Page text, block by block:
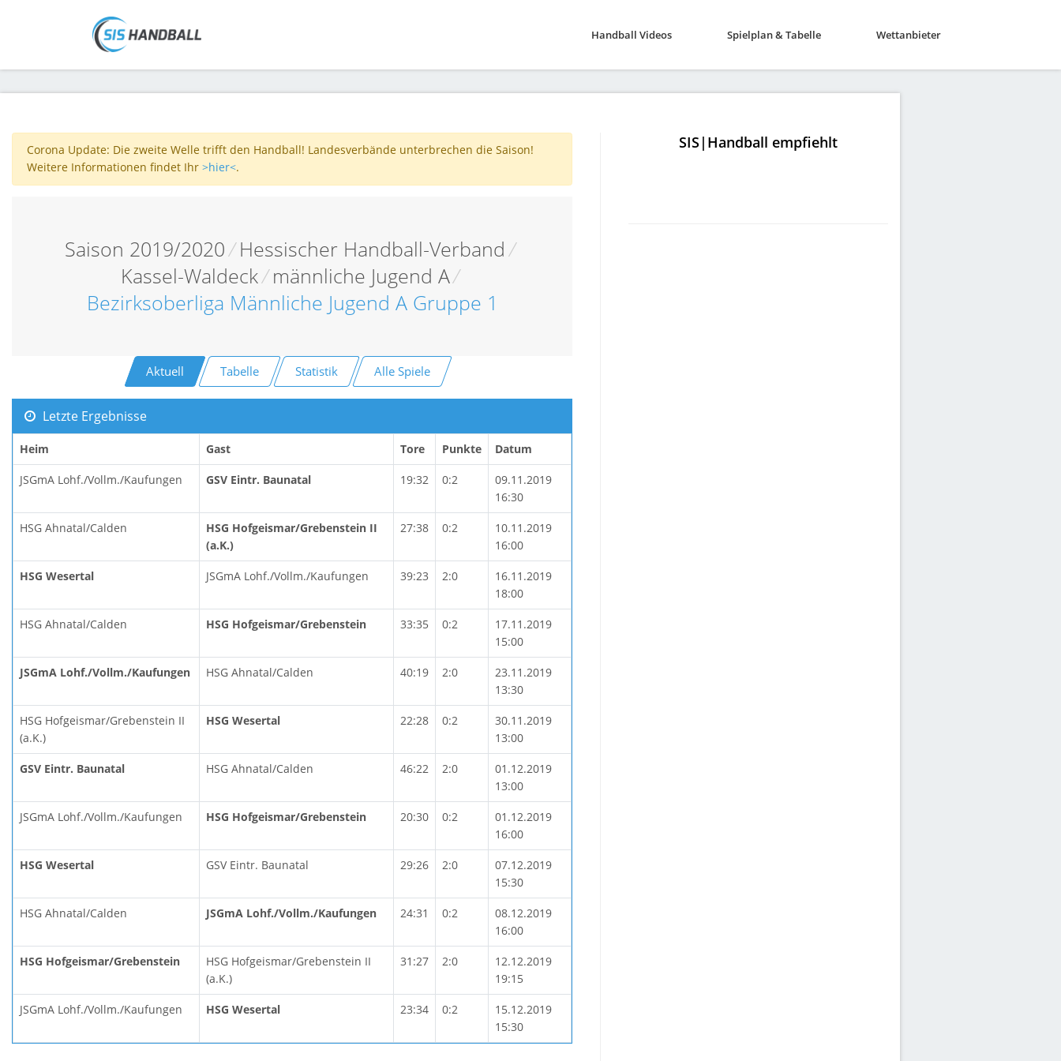
Handball Videos Spielplan & Tabelle Wettanbieter
Corona Update: Die zweite Welle trifft den Handball! Landesverbände unterbrechen die Saison!
Weitere Informationen findet Ihr >hier<.
Saison 2019/2020/ Hessischer Handball-Verband /
Kassel-Waldeck/ männliche Jugend A/
Bezirksoberliga Männliche Jugend A Gruppe 1
Aktuell Tabelle Statistik Alle Spiele
Letzte Ergebnisse
Heim Gast Tore Punkte Datum
JSGmA Lohf./Vollm./Kaufungen GSV Eintr. Baunatal 19:32 0:2
09.11.2019
16:30
HSG Ahnatal/Calden
HSG Hofgeismar/Grebenstein II
(a.K.)
27:38 0:2
10.11.2019
16:00
HSG Wesertal JSGmA Lohf./Vollm./Kaufungen 39:23 2:0
16.11.2019
18:00
HSG Ahnatal/Calden HSG Hofgeismar/Grebenstein 33:35 0:2
17.11.2019
15:00
JSGmA Lohf./Vollm./Kaufungen HSG Ahnatal/Calden 40:19 2:0
23.11.2019
13:30
HSG Hofgeismar/Grebenstein II
(a.K.)
HSG Wesertal 22:28 0:2
30.11.2019
13:00
GSV Eintr. Baunatal HSG Ahnatal/Calden 46:22 2:0
01.12.2019
13:00
JSGmA Lohf./Vollm./Kaufungen HSG Hofgeismar/Grebenstein 20:30 0:2
01.12.2019
16:00
HSG Wesertal GSV Eintr. Baunatal 29:26 2:0
07.12.2019
15:30
HSG Ahnatal/Calden JSGmA Lohf./Vollm./Kaufungen 24:31 0:2
08.12.2019
16:00
HSG Hofgeismar/Grebenstein
HSG Hofgeismar/Grebenstein II
(a.K.)
31:27 2:0
12.12.2019
19:15
JSGmA Lohf./Vollm./Kaufungen HSG Wesertal 23:34 0:2
15.12.2019
15:30
SIS|Handball empfiehlt